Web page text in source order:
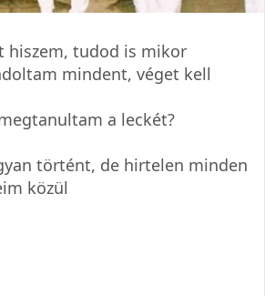
hiszem, tudod is mikor
mindent, véget kell
a leckét?
történt, de hirtelen minden
közül